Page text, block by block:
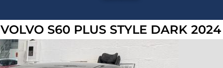
VOLVO S60 PLUS STYLE DARK 2024